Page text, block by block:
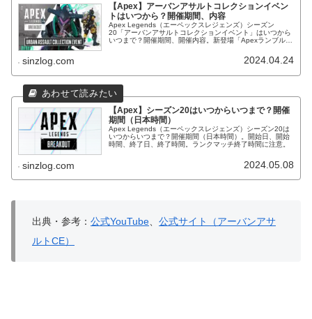
【Apex】アーバンアサルトコレクションイベン
トはいつから？開催期間、内容
Apex Legends（エーペックスレジェンズ）シーズン
20「アーバンアサルトコレクションイベント」はいつから
いつまで？開催期間、開催内容。新登場「Apexランブル」
sinzlog.com 2024.04.24
【Apex】シーズン20はいつからいつまで？開催
期間（日本時間）
Apex Legends（エーペックスレジェンズ）シーズン20は
いつからいつまで？開催期間（日本時間）。開始日、開始
時間、終了日、終了時間。ランクマッチ終了時間に注意。
sinzlog.com 2024.05.08
出典・参考： 公式YouTube
公式サイト（アーバンアサ
ルトCE）